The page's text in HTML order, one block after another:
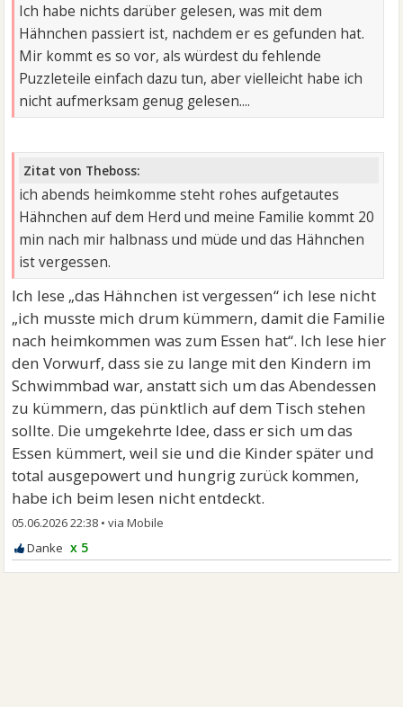
Ich habe nichts darüber gelesen, was mit dem
Hähnchen passiert ist, nachdem er es gefunden hat.
Mir kommt es so vor, als würdest du fehlende
Puzzleteile einfach dazu tun, aber vielleicht habe ich
nicht aufmerksam genug gelesen....
Zitat von Theboss:
ich abends heimkomme steht rohes aufgetautes
Hähnchen auf dem Herd und meine Familie kommt 20
min nach mir halbnass und müde und das Hähnchen
ist vergessen.
Ich lese „das Hähnchen ist vergessen“ ich lese nicht
„ich musste mich drum kümmern, damit die Familie
nach heimkommen was zum Essen hat“. Ich lese hier
den Vorwurf, dass sie zu lange mit den Kindern im
Schwimmbad war, anstatt sich um das Abendessen
zu kümmern, das pünktlich auf dem Tisch stehen
sollte. Die umgekehrte Idee, dass er sich um das
Essen kümmert, weil sie und die Kinder später und
total ausgepowert und hungrig zurück kommen,
habe ich beim lesen nicht entdeckt.
05.06.2026 22:38 •
x 5